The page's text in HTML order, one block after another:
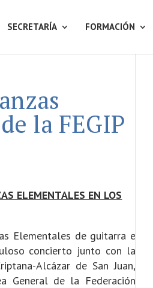
SECRETARÍA FORMACIÓN
la FEGIP
ELEMENTALES EN LOS
Elementales de guitarra e
concierto junto con la
Alcázar de San Juan,
General de la Federación